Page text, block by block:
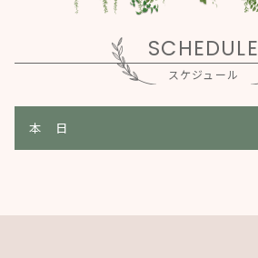
SCHEDULE
スケジュール